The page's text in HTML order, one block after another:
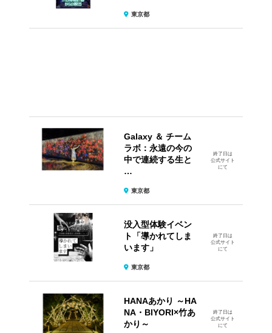
東京都
Galaxy ＆ チーム
ラボ：永遠の今の
中で連続する生と
…
東京都
終了日は
公式サイト
にて
没入型体験イベン
ト​「導かれてしま
います」
東京都
終了日は
公式サイト
にて
HANAあかり ～HA
NA・BIYORI×竹あ
かり～
終了日は
公式サイト
にて